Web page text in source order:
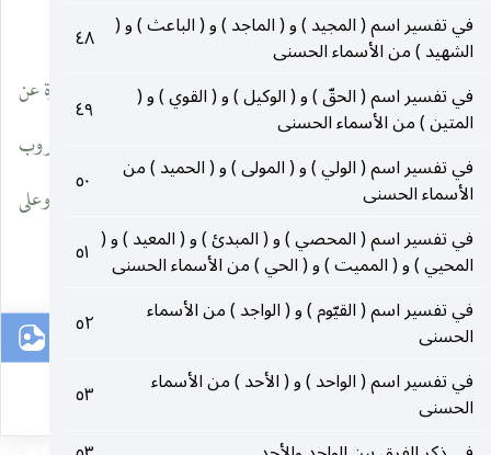
في تفسير اسم ( المجيد ) و ( الماجد ) و ( الباعث ) و (
الشهيد ) من الأسماء الحسنى
٤٨
في تفسير اسم ( الحقّ ) و ( الوكيل ) و ( القوي ) و (
المتين ) من الأسماء الحسنى
٤٩
في تفسير اسم ( الولي ) و ( المولى ) و ( الحميد ) من
الأسماء الحسنى
٥٠
في تفسير اسم ( المحصي ) و ( المبدئ ) و ( المعيد ) و (
المحيي ) و ( المميت ) و ( الحي ) من الأسماء الحسنى
٥١
في تفسير اسم ( القيّوم ) و ( الواجد ) من الأسماء
الحسنى
٥٢
في تفسير اسم ( الواحد ) و ( الأحد ) من الأسماء
الحسنى
٥٣
(٢٣) القواعد والفوائد ٢ : ١٦٦ ـ ١٦٧ .
(٢٤) في هامش ( ر ) : « وقال السيد المرتضى : ليست الرحمة عبارة عن
رقّة القلب والشفقة ، وإنّما هي عبارة عن الفضل والإنعام وضروب
الإحسان ، فعلى هذا يكون إطلاق لفظ الرحمة عليه تعالى حقيقة وعلى
الأول مجاز . منه رحمه الله تعالى » .
٢٨